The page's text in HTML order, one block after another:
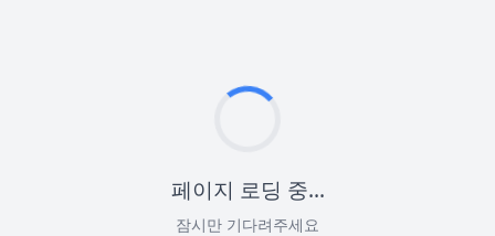
페이지 로딩 중...
잠시만 기다려주세요